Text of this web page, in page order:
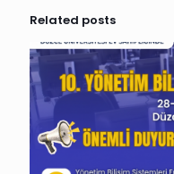
Related posts